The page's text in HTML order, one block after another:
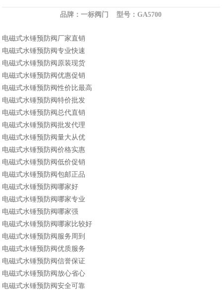
品牌：一标阀门 型号：GA5700
电磁式水锤预防阀厂家直销
电磁式水锤预防阀专业快速
电磁式水锤预防阀原装现货
电磁式水锤预防阀优惠促销
电磁式水锤预防阀性价比最高
电磁式水锤预防阀特价批发
电磁式水锤预防阀总代直销
电磁式水锤预防阀批发代理
电磁式水锤预防阀量大从优
电磁式水锤预防阀价格实惠
电磁式水锤预防阀低价促销
电磁式水锤预防阀包邮正品
电磁式水锤预防阀哪家好
电磁式水锤预防阀哪家专业
电磁式水锤预防阀哪家强
电磁式水锤预防阀哪家比较好
电磁式水锤预防阀服务周到
电磁式水锤预防阀优质服务
电磁式水锤预防阀信誉保证
电磁式水锤预防阀放心省心
电磁式水锤预防阀安全可靠